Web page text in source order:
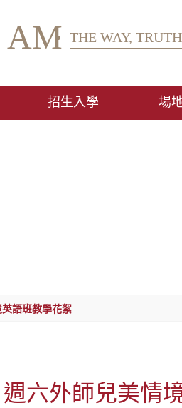
AM THE WAY,
招生入學 場
語班教學花絮
週六外師兒美情